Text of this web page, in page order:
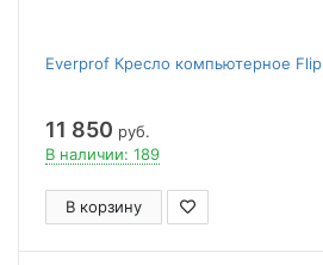
Everprof Кресло компьютерное Flip
11 850 руб.
В наличии: 189
В корзину